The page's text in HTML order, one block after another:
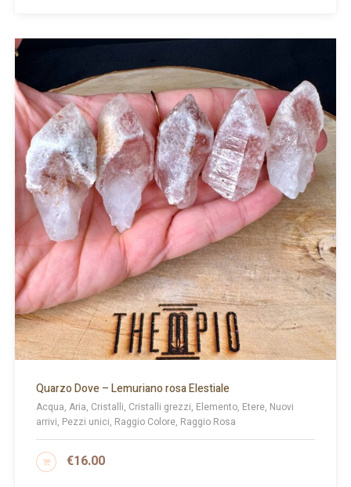
Quarzo Dove – Lemuriano rosa Elestiale
Acqua, Aria, Cristalli, Cristalli grezzi, Elemento, Etere, Nuovi
arrivi, Pezzi unici, Raggio Colore, Raggio Rosa
€16.00
AGGIUNGI AL CARRELLO